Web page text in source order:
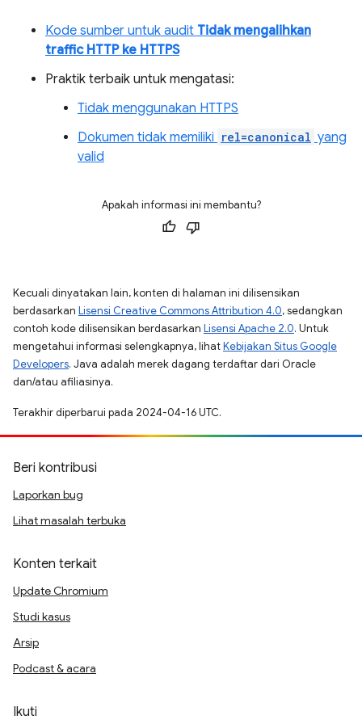
Kode sumber untuk audit Tidak mengalihkan
traffic HTTP ke HTTPS
Praktik terbaik untuk mengatasi:
Tidak menggunakan HTTPS
Dokumen tidak memiliki rel=canonical yang
valid
Apakah informasi ini membantu?
Kecuali dinyatakan lain, konten di halaman ini dilisensikan
berdasarkan Lisensi Creative Commons Attribution 4.0, sedangkan
contoh kode dilisensikan berdasarkan Lisensi Apache 2.0. Untuk
mengetahui informasi selengkapnya, lihatKebijakan Situs Google
Developers. Java adalah merek dagang terdaftar dari Oracle
dan/atau afiliasinya.
Terakhir diperbarui pada 2024-04-16 UTC.
Beri kontribusi
Laporkan bug
Lihat masalah terbuka
Konten terkait
Update Chromium
Studi kasus
Arsip
Podcast & acara
Ikuti